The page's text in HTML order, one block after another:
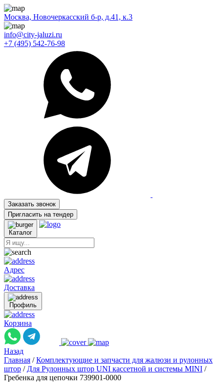
Москва, Новочеркасский б-р, д.41, к.3
info@city-jaluzi.ru
+7 (495) 542-76-98
Заказать звонок
Пригласить на тендер
Каталог
Адрес
Доставка
Профиль
Корзина
Назад
Главная / Комплектующие и запчасти для жалюзи и рулонных
штор / Для Рулонных штор UNI кассетной и системы MINI /
Гребенка для цепочки 739901-0000